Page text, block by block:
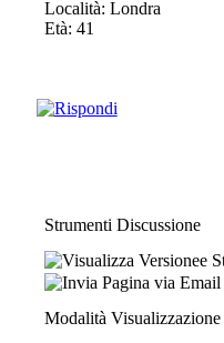
Località: Londra
Età: 41
Strumenti Discussione
Modalità Visualizzazione